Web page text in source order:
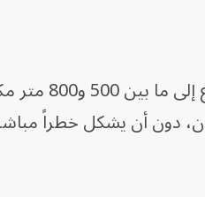
وقالت إدارة سد
دون أن يشكل خطراً